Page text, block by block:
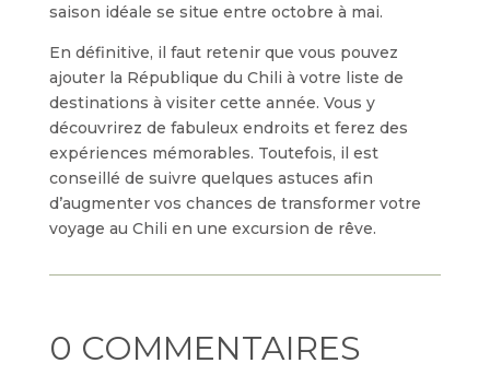
saison idéale se situe entre octobre à mai.
En définitive, il faut retenir que vous pouvez
ajouter la République du Chili à votre liste de
destinations à visiter cette année. Vous y
découvrirez de fabuleux endroits et ferez des
expériences mémorables. Toutefois, il est
conseillé de suivre quelques astuces afin
d’augmenter vos chances de transformer votre
voyage au Chili en une excursion de rêve.
0 COMMENTAIRES